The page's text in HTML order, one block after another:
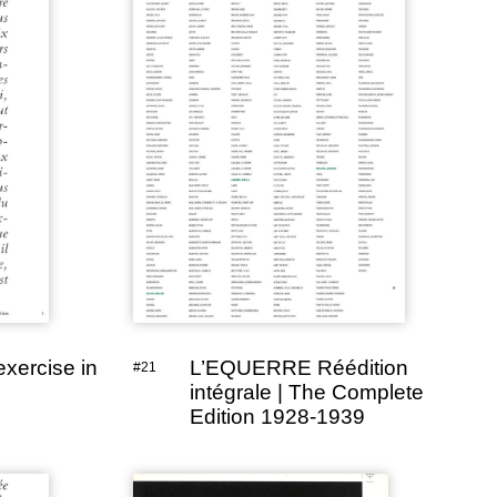
in #21
L’EQUERRE Réédition
intégrale | The Complete
Edition 1928-1939